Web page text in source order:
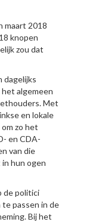
maart 2018
knopen
zou dat
dagelijks
algemeen
Met
en lokale
zo het
en CDA-
van die
hun ogen
de politici
te passen in de
Bij het